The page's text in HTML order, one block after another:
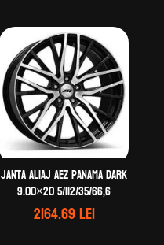
Janta aliaj AEZ Panama dark
9.00×20 5/112/35/66,6
2164.69lei